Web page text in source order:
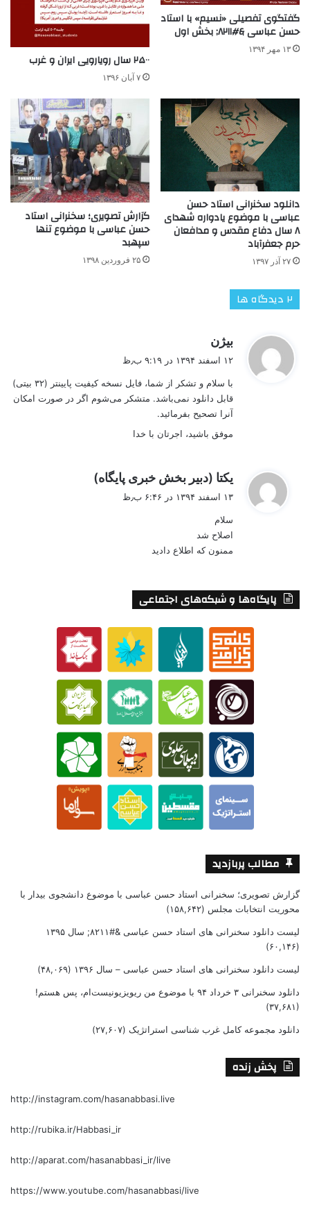
گفتگوی تفصیلی ‌«نسیم» با استاد
حسن عباسی &#۸۲۱۱; بخش اول
۱۳ مهر ۱۳۹۴
۲۵۰۰ سال رویارویی ایران و غرب
۷ آبان ۱۳۹۶
دانلود سخنرانی استاد حسن
عباسی با موضوع یادواره شهدای
۸ سال دفاع مقدس و مدافعان
حرم جعفرآباد
۲۷ آذر ۱۳۹۷
گزارش تصویری؛ سخنرانی استاد
حسن عباسی با موضوع تنها
سپهبد
۲۵ فروردین ۱۳۹۸
‫۲ دیدگاه ها
بیژن
:
۱۲ اسفند ۱۳۹۴ در ۹:۱۹ ب٫ظ
با سلام و تشکر از شما، فایل نسخه کیفیت پایینتر (۳۲ بیتی)
قابل دانلود نمی‌باشد. متشکر می‌شوم اگر در صورت امکان
آنرا تصحیح بفرمائید.
موفق باشید، اجرتان با خدا
یکتا (دبیر بخش خبری پایگاه)
۱۳ اسفند ۱۳۹۴ در ۶:۴۶ ب٫ظ
سلام
اصلاح شد
ممنون که اطلاع دادید
پایگاه‌ها و شبکه‌های اجتماعی
مطالب پربازدید
گزارش تصویری؛ سخنرانی استاد حسن عباسی با موضوع دانشجوی بیدار با
محوریت انتخابات مجلس (۱۵۸,۶۴۲)
لیست دانلود سخنرانی های استاد حسن عباسی &#۸۲۱۱; سال ۱۳۹۵
(۶۰,۱۴۶)
لیست دانلود سخنرانی های استاد حسن عباسی – سال ۱۳۹۶ (۴۸,۰۶۹)
دانلود سخنرانی ۳ خرداد ۹۴ با موضوع من ریویزیونیست‌ام، پس هستم!
(۳۷,۶۸۱)
دانلود مجموعه کامل غرب شناسی استراتژیک (۲۷,۶۰۷)
پخش زنده
http://instagram.com/hasanabbasi.live
http://rubika.ir/Habbasi_ir
http://aparat.com/hasanabbasi_ir/live
https://www.youtube.com/hasanabbasi/live